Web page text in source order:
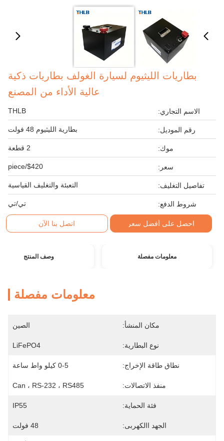
بطاريات الليثيوم لسيارة الغولف بطاريات ذكية
عالية الأداء من المصنع
الاسم التجاري: THLB
رقم الموديل: بطارية الليثيوم 48 فولت
موك: 2 قطعة
سعر: $420/piece
تفاصيل التغليف: التعبئة والتغليف القياسية
شروط الدفع: تي/تي
احصل على أفضل سعر اتصل بنا الآن
معلومات مفصلة وصف المنتج
معلومات مفصلة
مكان المنشأ: الصين
نوع البطارية: LiFePO4
نطاق طاقة الإخراج: 0-5 كيلو واط ساعة
منفذ الاتصالات: Can ، RS-232 ، RS485
فئة الحماية: IP55
الجهد االكهربى: 48 فولت